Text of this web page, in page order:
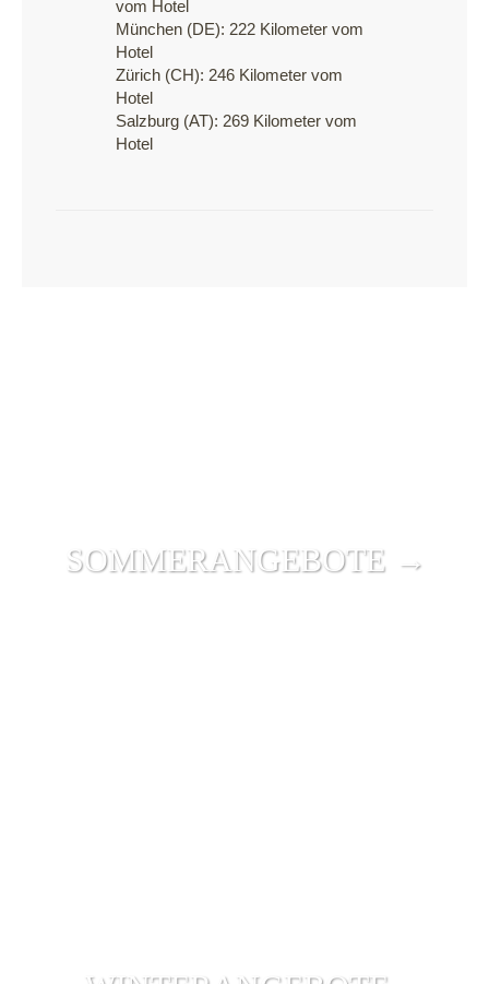
vom Hotel
München (DE): 222 Kilometer vom
Hotel
Zürich (CH): 246 Kilometer vom
Hotel
Salzburg (AT): 269 Kilometer vom
Hotel
SOMMER­ANGEBOTE →